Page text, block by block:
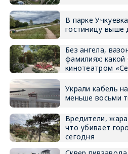
В парке
гостиницу выше
Без ангела,
фамилиях: какой
кинотеатром
Украли кабель
меньше восьми
Вредители,
что убивает
сегодня